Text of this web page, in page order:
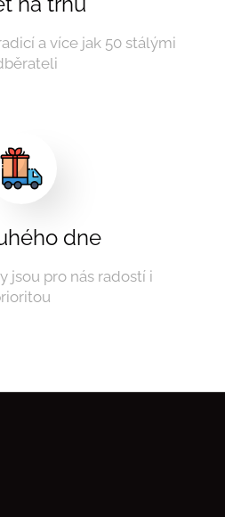
a více jak 50 stálými
dne
jsou pro nás radostí i